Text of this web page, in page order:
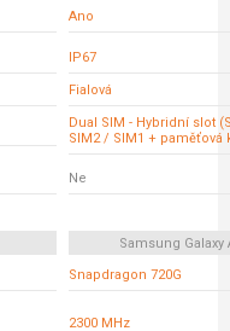
Ano
IP67
Fialová
Dual SIM - Hybridní slot
SIM2 / SIM1 + paměťová
Ne
Samsung Galaxy
Snapdragon 720G
2300 MHz